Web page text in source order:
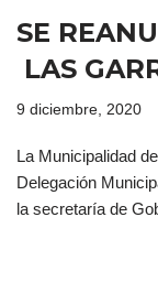
SE
LAS
9 diciembre, 2020
La Municipalidad
Delegación
la secretaría de